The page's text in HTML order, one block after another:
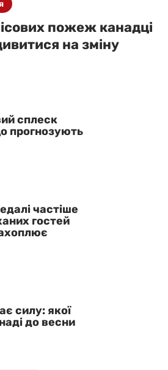
пожеж канадці
на зміну
сплеск
прогнозують
частіше
гостей
силу: якої
до весни